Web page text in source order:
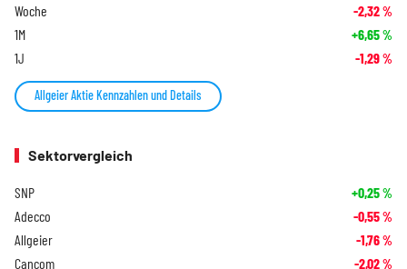
Woche -2,32%
1M +6,65%
1J -1,29%
Allgeier Aktie Kennzahlen und Details
Sektorvergleich
SNP +0,25%
Adecco -0,55%
Allgeier -1,76%
Cancom -2,02%